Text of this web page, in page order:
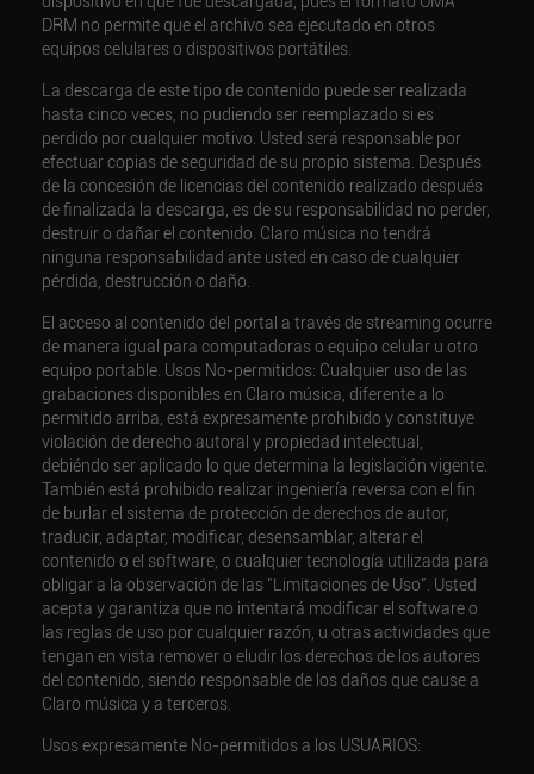
DRM no permite que el archivo sea ejecutado en otros
equipos celulares o dispositivos portátiles.
La descarga de este tipo de contenido puede ser realizada
hasta cinco veces, no pudiendo ser reemplazado si es
perdido por cualquier motivo. Usted será responsable por
efectuar copias de seguridad de su propio sistema. Después
de la concesión de licencias del contenido realizado después
de finalizada la descarga, es de su responsabilidad no perder,
destruir o dañar el contenido. Claro música no tendrá
ninguna responsabilidad ante usted en caso de cualquier
pérdida, destrucción o daño.
El acceso al contenido del portal a través de streaming ocurre
de manera igual para computadoras o equipo celular u otro
equipo portable. Usos No-permitidos: Cualquier uso de las
grabaciones disponibles en Claro música, diferente a lo
permitido arriba, está expresamente prohibido y constituye
violación de derecho autoral y propiedad intelectual,
debiéndo ser aplicado lo que determina la legislación vigente.
También está prohibido realizar ingeniería reversa con el fin
de burlar el sistema de protección de derechos de autor,
traducir, adaptar, modificar, desensamblar, alterar el
contenido o el software, o cualquier tecnología utilizada para
obligar a la observación de las "Limitaciones de Uso". Usted
acepta y garantiza que no intentará modificar el software o
las reglas de uso por cualquier razón, u otras actividades que
tengan en vista remover o eludir los derechos de los autores
del contenido, siendo responsable de los daños que cause a
Claro música y a terceros.
Usos expresamente No-permitidos a los USUARIOS: